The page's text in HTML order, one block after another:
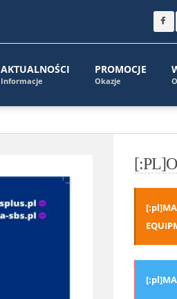
AKTUALNOŚCI
Informacje
PROMOCJE
Okazje